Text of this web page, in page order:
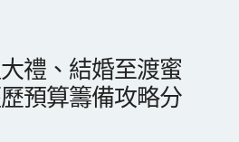
禮、結婚至渡蜜
預算籌備攻略分